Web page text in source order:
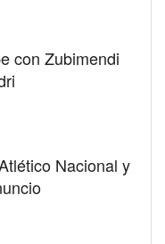
con Zubimendi
Nacional y